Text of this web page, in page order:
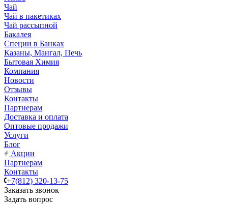
Чай
Чай в пакетиках
Чай рассыпной
Бакалея
Специи в Банках
Казаны, Мангал, Печь
Бытовая Химия
Компания
Новости
Отзывы
Контакты
Партнерам
Доставка и оплата
Оптовые продажи
Услуги
Блог
Акции
Партнерам
Контакты
+7(812) 320-13-75
Заказать звонок
Задать вопрос